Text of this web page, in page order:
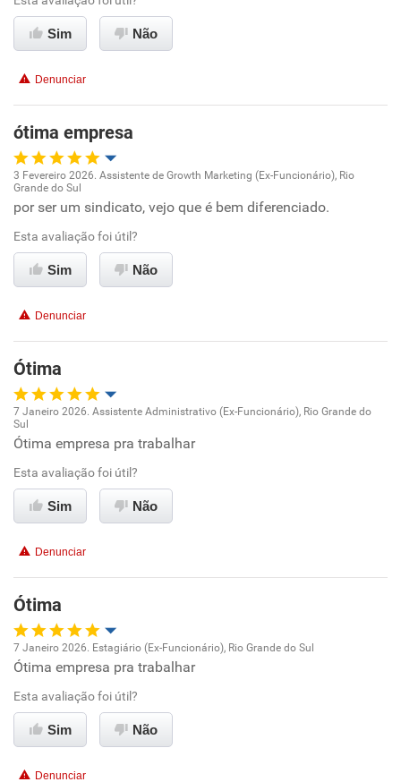
Benefícios
Sim Não
Denunciar
ótima empresa
Oportunidade de promoção
Ambiente de trabalho
Conciliação com a vida familiar
Recomenda esta empresa
Recomenda a diretoria
3 Fevereiro 2026. Assistente de Growth Marketing (Ex-Funcionário), Rio
Grande do Sul
por ser um sindicato, vejo que é bem diferenciado.
Esta avaliação foi útil?
Sim Não
Denunciar
Ótima
Ambiente de trabalho
Conciliação com a vida familiar
Recomenda esta empresa
Recomenda a diretoria
7 Janeiro 2026. Assistente Administrativo (Ex-Funcionário), Rio Grande do
Sul
Ótima empresa pra trabalhar
Esta avaliação foi útil?
Sim Não
Denunciar
Ótima
Oportunidade de promoção
Ambiente de trabalho
7 Janeiro 2026. Estagiário (Ex-Funcionário), Rio Grande do Sul
Ótima empresa pra trabalhar
Esta avaliação foi útil?
Sim Não
Denunciar